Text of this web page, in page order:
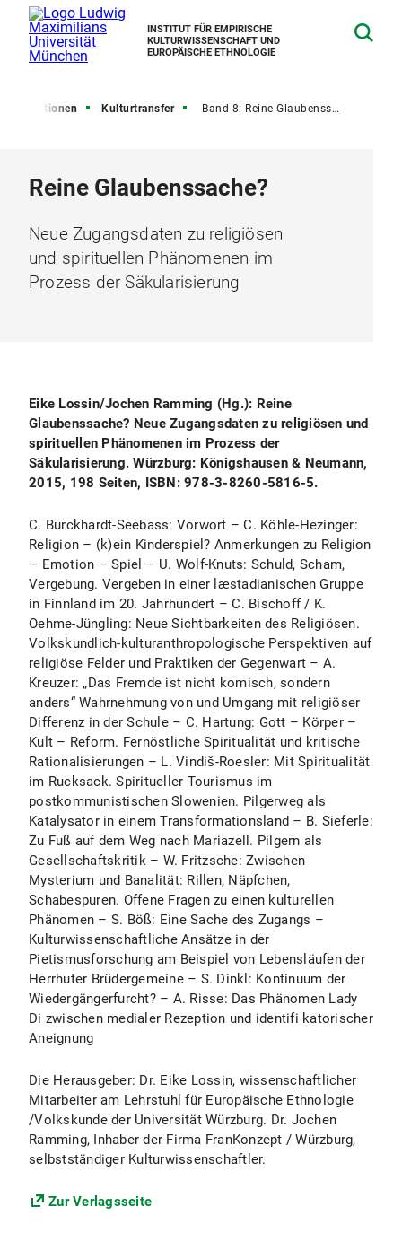
INSTITUT FÜR EMPIRISCHE
KULTURWISSENSCHAFT UND
EUROPÄISCHE ETHNOLOGIE
Publikationen Kulturtransfer Band 8: Reine Glaubenssache?
Reine Glaubenssache?
Neue Zugangsdaten zu religiösen
und spirituellen Phänomenen im
Prozess der Säkularisierung
Eike Lossin/Jochen Ramming (Hg.): Reine
Glaubenssache? Neue Zugangsdaten zu religiösen und
spirituellen Phänomenen im Prozess der
Säkularisierung. Würzburg: Königshausen & Neumann,
2015, 198 Seiten, ISBN: 978-3-8260-5816-5.
C. Burckhardt-Seebass: Vorwort – C. Köhle-Hezinger:
Religion – (k)ein Kinderspiel? Anmerkungen zu Religion
– Emotion – Spiel – U. Wolf-Knuts: Schuld, Scham,
Vergebung. Vergeben in einer læstadianischen Gruppe
in Finnland im 20. Jahrhundert – C. Bischoff / K.
Oehme-Jüngling: Neue Sichtbarkeiten des Religiösen.
Volkskundlich-kulturanthropologische Perspektiven auf
religiöse Felder und Praktiken der Gegenwart – A.
Kreuzer: „Das Fremde ist nicht komisch, sondern
anders“ Wahrnehmung von und Umgang mit religiöser
Differenz in der Schule – C. Hartung: Gott – Körper –
Kult – Reform. Fernöstliche Spiritualität und kritische
Rationalisierungen – L. Vindiš-Roesler: Mit Spiritualität
im Rucksack. Spiritueller Tourismus im
postkommunistischen Slowenien. Pilgerweg als
Katalysator in einem Transformationsland – B. Sieferle:
Zu Fuß auf dem Weg nach Mariazell. Pilgern als
Gesellschaftskritik – W. Fritzsche: Zwischen
Mysterium und Banalität: Rillen, Näpfchen,
Schabespuren. Offene Fragen zu einen kulturellen
Phänomen – S. Böß: Eine Sache des Zugangs –
Kulturwissenschaftliche Ansätze in der
Pietismusforschung am Beispiel von Lebensläufen der
Herrhuter Brüdergemeine – S. Dinkl: Kontinuum der
Wiedergängerfurcht? – A. Risse: Das Phänomen Lady
Di zwischen medialer Rezeption und identifi katorischer
Aneignung
Die Herausgeber: Dr. Eike Lossin, wissenschaftlicher
Mitarbeiter am Lehrstuhl für Europäische Ethnologie
/Volkskunde der Universität Würzburg. Dr. Jochen
Ramming, Inhaber der Firma FranKonzept / Würzburg,
selbstständiger Kulturwissenschaftler.
Zur Verlagsseite